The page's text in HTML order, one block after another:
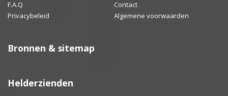
F.A.Q
Contact
Privacybeleid
Algemene voorwaarden
Bronnen & sitemap
Helderzienden